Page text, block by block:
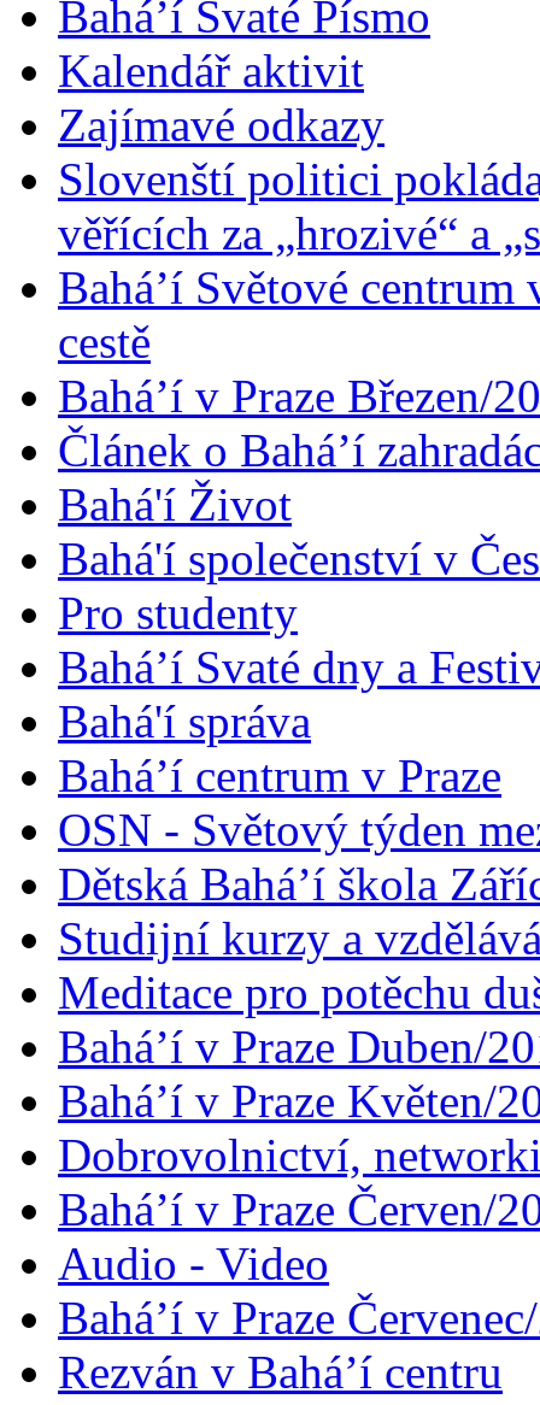
Bahá’í Svaté Písmo
Kalendář aktivit
Zajímavé odkazy
Slovenští politici
věřících za „hrozivé“ a
Bahá’í Světové
cestě
Bahá’í v Praze Březen/
Článek o Bahá’í
Bahá'í Život
Bahá'í společenství v
Pro studenty
Bahá’í Svaté dny a
Bahá'í správa
Bahá’í centrum v Praze
OSN - Světový týden
Dětská Bahá’í škola
Studijní kurzy a
Meditace pro potěchu
Bahá’í v Praze Duben/
Bahá’í v Praze Květen/
Dobrovolnictví,
Bahá’í v Praze Červen/
Audio - Video
Bahá’í v Praze
Rezván v Bahá’í centru